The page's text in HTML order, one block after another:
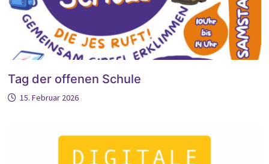
Tag der offenen Schule
15. Februar 2026